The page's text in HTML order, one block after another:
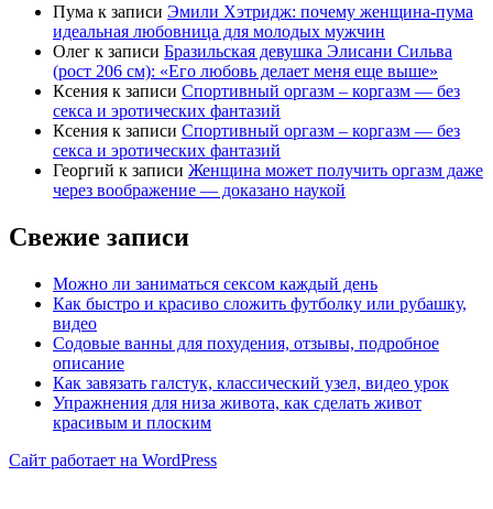
Пума к записи Эмили Хэтридж: почему женщина-пума
идеальная любовница для молодых мужчин
Олег к записи Бразильская девушка Элисани Сильва
(рост 206 см): «Его любовь делает меня еще выше»
Ксения к записи Спортивный оргазм – коргазм — без
секса и эротических фантазий
Ксения к записи Спортивный оргазм – коргазм — без
секса и эротических фантазий
Георгий к записи Женщина может получить оргазм даже
через воображение — доказано наукой
Свежие записи
Можно ли заниматься сексом каждый день
Как быстро и красиво сложить футболку или рубашку,
видео
Содовые ванны для похудения, отзывы, подробное
описание
Как завязать галстук, классический узел, видео урок
Упражнения для низа живота, как сделать живот
красивым и плоским
Сайт работает на WordPress